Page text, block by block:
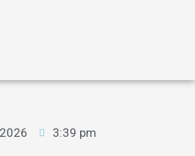
3:39 pm